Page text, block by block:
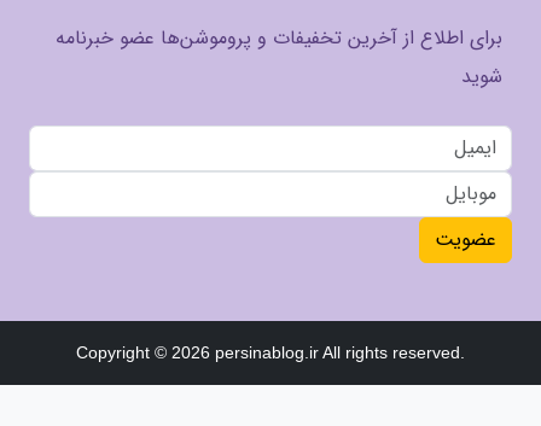
برای اطلاع از آخرین تخفیفات و پروموشن‌ها عضو خبرنامه
شوید
عضویت
Copyright © 2026 persinablog.ir All rights reserved.